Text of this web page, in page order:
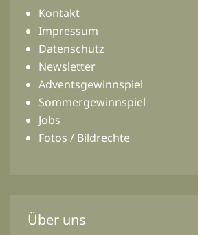
Kontakt
Impressum
Datenschutz
Newsletter
Adventsgewinnspiel
Sommergewinnspiel
Jobs
Fotos / Bildrechte
Über uns